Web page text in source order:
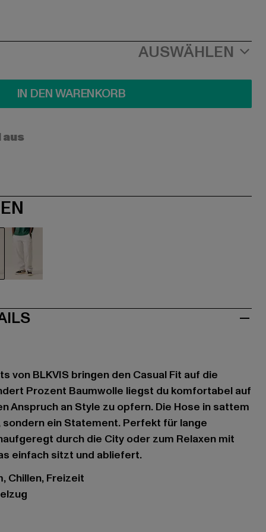
AUSWÄHLEN
IN DEN WARENKORB
von BLKVIS bringen den Casual Fit auf die
Prozent Baumwolle liegst du komfortabel auf
Anspruch an Style zu opfern. Die Hose in sattem
sondern ein Statement. Perfekt für lange
durch die City oder zum Relaxen mit
einfach sitzt und abliefert.
Chillen, Freizeit